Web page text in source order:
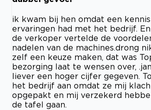
ik kwam bij hen omdat een
ervaringen had met het bedrijf.
de verkoper vertelde de
nadelen van de machines.drong
zelf een keuze maken, dat was
bezorging laat te wensen over,
liever een hoger cijfer gegeven.
het bedrijf aan omdat ze mij
opgepakt en mij verzekerd
de tafel gaan.